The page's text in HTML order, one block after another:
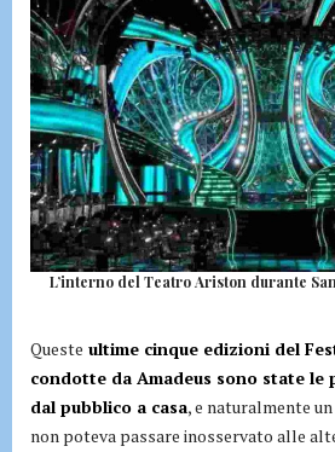
L’interno del Teatro Ariston durante
Queste ultime cinque edizioni del
condotte da Amadeus sono state le
dal pubblico a casa, e naturalmente
non poteva passare inosservato alle